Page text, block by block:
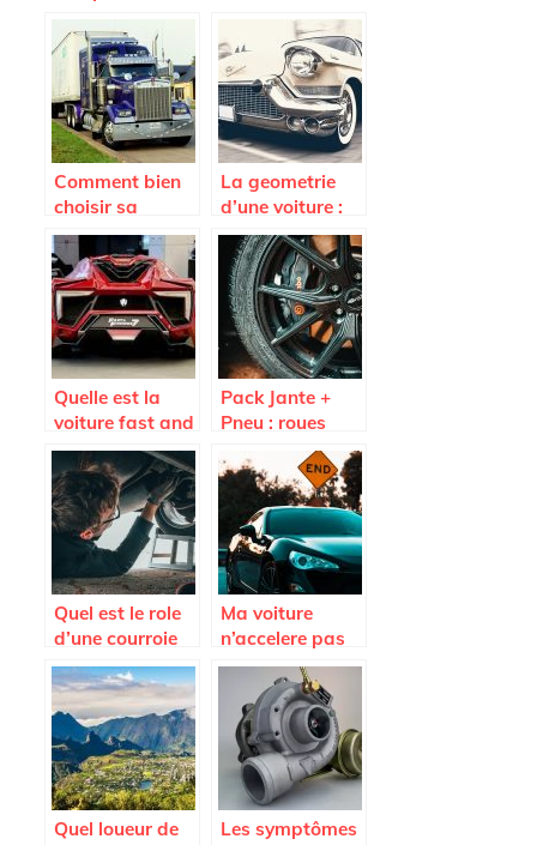
remplacement
du pare-brise
Seat Arona ?
Comment bien
choisir sa
remorque ?
La geometrie
d’une voiture :
quand et
pourquoi la
faire ?
Quelle est la
voiture fast and
Furious 7 la plus
vendue aux
encheres ?
Pack Jante +
Pneu : roues
completes pas
cheres sur
Avatacar.com
Quel est le role
d’une courroie
d’alternateur
Ma voiture
n’accelere pas
plus; est-ce que
je dois changer
l’embrayage ?
Quel loueur de
Les symptômes